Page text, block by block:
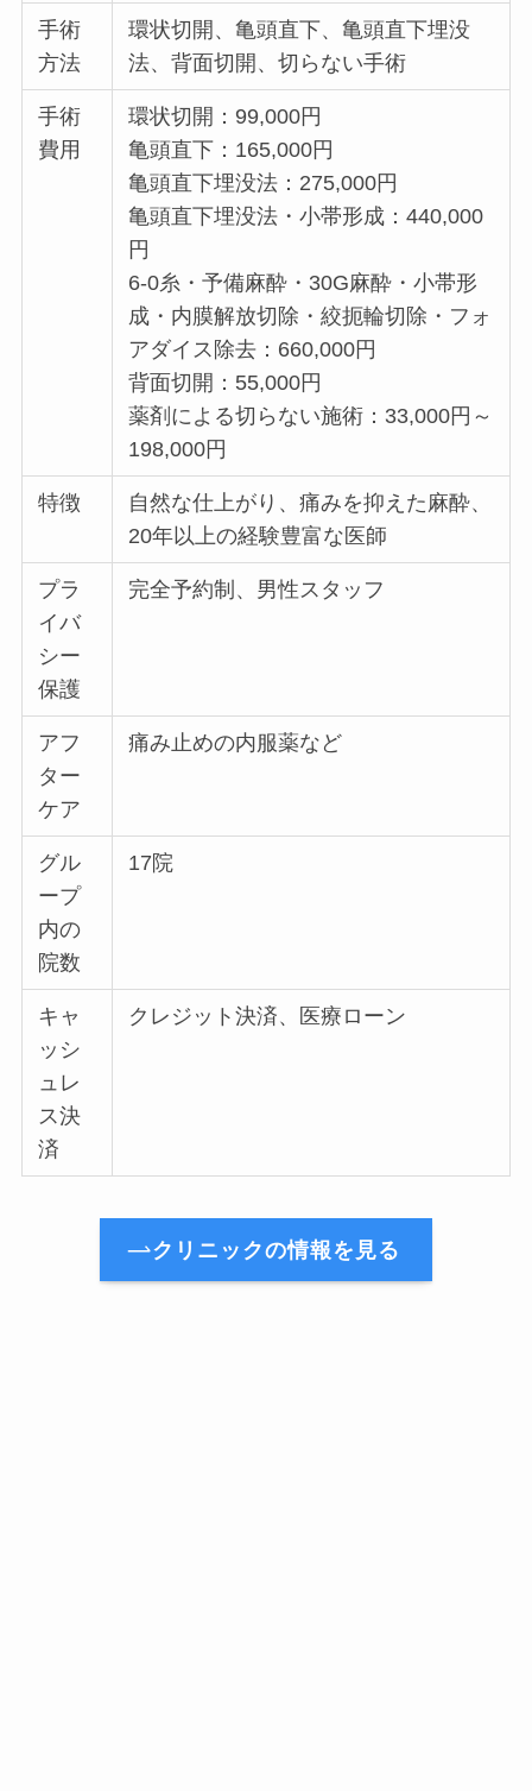
手術
方法
環状切開、亀頭直下、亀頭直下埋没
法、背面切開、切らない手術
手術
費用
環状切開：99,000円
亀頭直下：165,000円
亀頭直下埋没法：275,000円
亀頭直下埋没法・小帯形成：440,000
円
6-0糸・予備麻酔・30G麻酔・小帯形
成・内膜解放切除・絞扼輪切除・フォ
アダイス除去：660,000円
背面切開：55,000円
薬剤による切らない施術：33,000円～
198,000円
特徴
自然な仕上がり、痛みを抑えた麻酔、
20年以上の経験豊富な医師
プラ
イバ
シー
保護
完全予約制、男性スタッフ
アフ
ター
ケア
痛み⽌めの内服薬など
グル
ープ
内の
院数
17院
キャ
ッシ
ュレ
ス決
済
クレジット決済、医療ローン
クリニックの情報を見る